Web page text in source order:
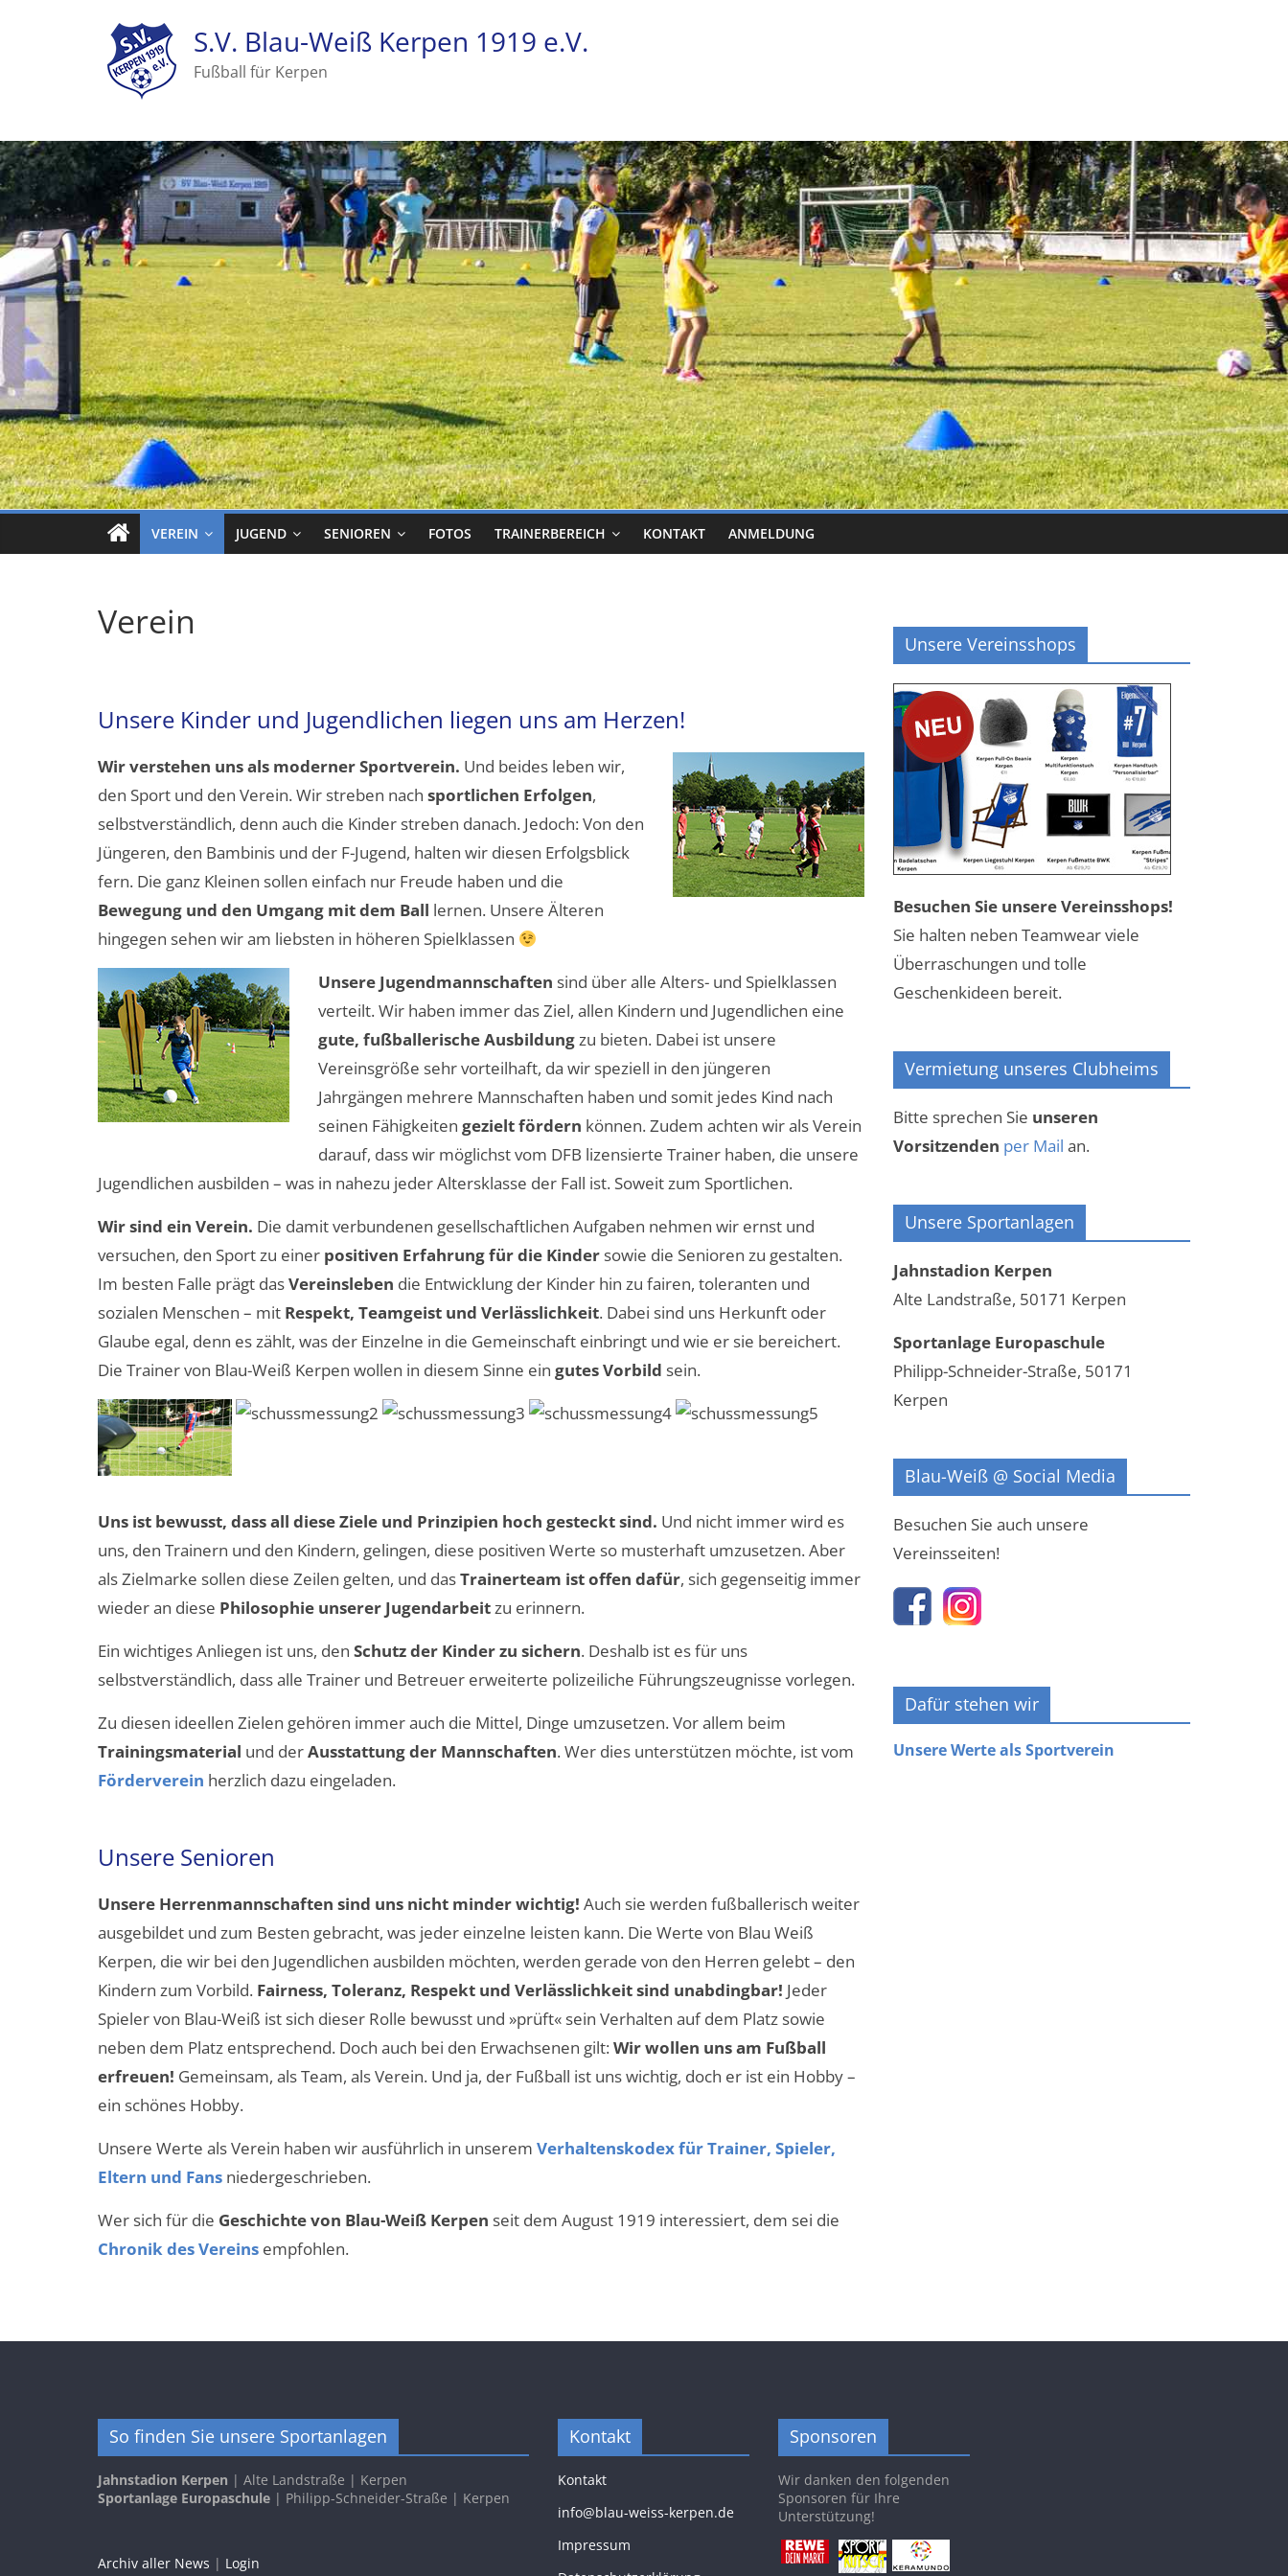
S.V. Blau-Weiß Kerpen 1919 e.V.
Fußball für Kerpen
VEREIN JUGEND SENIOREN FOTOS TRAINERBEREICH KONTAKT ANMELDUNG
Verein
Unsere Kinder und Jugendlichen liegen uns am Herzen!
Wir verstehen uns als moderner Sportverein. Und beides leben wir,
den Sport und den Verein. Wir streben nach sportlichen Erfolgen,
selbstverständlich, denn auch die Kinder streben danach. Jedoch: Von den
Jüngeren, den Bambinis und der F-Jugend, halten wir diesen Erfolgsblick
fern. Die ganz Kleinen sollen einfach nur Freude haben und die
Bewegung und den Umgang mit dem Ball lernen. Unsere Älteren
hingegen sehen wir am liebsten in höheren Spielklassen
Unsere Jugendmannschaften sind über alle Alters- und Spielklassen
verteilt. Wir haben immer das Ziel, allen Kindern und Jugendlichen eine
gute, fußballerische Ausbildungzu bieten. Dabei ist unsere
Vereinsgröße sehr vorteilhaft, da wir speziell in den jüngeren
Jahrgängen mehrere Mannschaften haben und somit jedes Kind nach
seinen Fähigkeiten gezielt fördern können. Zudem achten wir als Verein
darauf, dass wir möglichst vom DFB lizensierte Trainer haben, die unsere
Jugendlichen ausbilden – was in nahezu jeder Altersklasse der Fall ist. Soweit zum Sportlichen.
Wir sind ein Verein. Die damit verbundenen gesellschaftlichen Aufgaben nehmen wir ernst und
versuchen, den Sport zu einer positiven Erfahrung für die Kinder sowie die Senioren zu gestalten.
Im besten Falle prägt dasVereinsleben die Entwicklung der Kinder hin zu fairen, toleranten und
sozialen Menschen – mit Respekt, Teamgeist und Verlässlichkeit. Dabei sind uns Herkunft oder
Glaube egal, denn es zählt, was der Einzelne in die Gemeinschaft einbringt und wie er sie bereichert.
Die Trainer von Blau-Weiß Kerpen wollen in diesem Sinne ein gutes Vorbild sein.
Uns ist bewusst, dass all diese Ziele und Prinzipien hoch gesteckt sind. Und nicht immer wird es
uns, den Trainern und den Kindern, gelingen, diese positiven Werte so musterhaft umzusetzen. Aber
als Zielmarke sollen diese Zeilen gelten, und dasTrainerteam ist offen dafür, sich gegenseitig immer
wieder an diese Philosophie unserer Jugendarbeitzu erinnern.
Ein wichtiges Anliegen ist uns, den Schutz der Kinder zu sichern. Deshalb ist es für uns
selbstverständlich, dass alle Trainer und Betreuer erweiterte polizeiliche Führungszeugnisse vorlegen.
Zu diesen ideellen Zielen gehören immer auch die Mittel, Dinge umzusetzen. Vor allem beim
Trainingsmaterial und derAusstattung der Mannschaften. Wer dies unterstützen möchte, ist vom
Förderverein herzlich dazu eingeladen.
Unsere Senioren
Unsere Herrenmannschaften sind uns nicht minder wichtig! Auch sie werden fußballerisch weiter
ausgebildet und zum Besten gebracht, was jeder einzelne leisten kann. Die Werte von Blau Weiß
Kerpen, die wir bei den Jugendlichen ausbilden möchten, werden gerade von den Herren gelebt – den
Kindern zum Vorbild. Fairness, Toleranz, Respekt und Verlässlichkeit sind unabdingbar! Jeder
Spieler von Blau-Weiß ist sich dieser Rolle bewusst und »prüft« sein Verhalten auf dem Platz sowie
neben dem Platz entsprechend. Doch auch bei den Erwachsenen gilt:Wir wollen uns am Fußball
erfreuen! Gemeinsam, als Team, als Verein. Und ja, der Fußball ist uns wichtig, doch er ist ein Hobby –
ein schönes Hobby.
Unsere Werte als Verein haben wir ausführlich in unserem Verhaltenskodex für Trainer, Spieler,
Eltern und Fans niedergeschrieben.
Wer sich für die Geschichte von Blau-Weiß Kerpen seit dem August 1919 interessiert, dem sei die
Chronik des Vereins empfohlen.
Unsere Vereinsshops
Besuchen Sie unsere Vereinsshops!
Sie halten neben Teamwear viele
Überraschungen und tolle
Geschenkideen bereit.
Vermietung unseres Clubheims
Bitte sprechen Sie unseren
Vorsitzenden per Mail an.
Unsere Sportanlagen
Jahnstadion Kerpen
Alte Landstraße, 50171 Kerpen
Sportanlage Europaschule
Philipp-Schneider-Straße, 50171
Kerpen
Blau-Weiß @ Social Media
Besuchen Sie auch unsere
Vereinsseiten!
Dafür stehen wir
Unsere Werte als Sportverein
So finden Sie unsere Sportanlagen
Jahnstadion Kerpen | Alte Landstraße | Kerpen
Sportanlage Europaschule | Philipp-Schneider-Straße | Kerpen
Archiv aller News | Login
Kontakt
Kontakt
info@blau-weiss-kerpen.de
Impressum
Sponsoren
Wir danken den folgenden
Sponsoren für Ihre
Unterstützung!